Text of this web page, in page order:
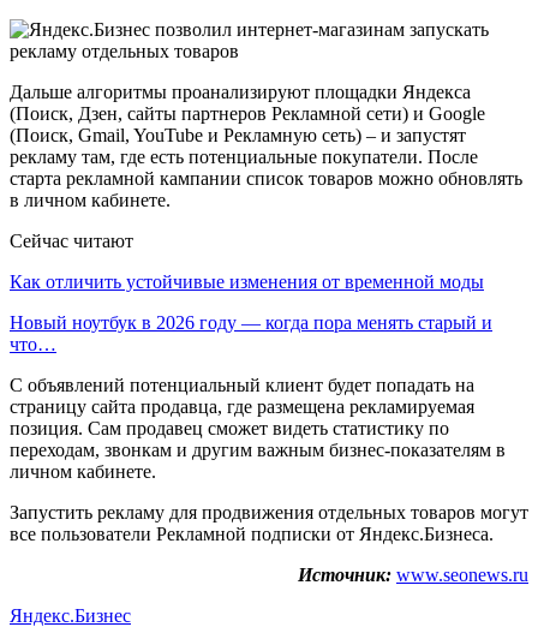
Дальше алгоритмы проанализируют площадки Яндекса
(Поиск, Дзен, сайты партнеров Рекламной сети) и Google
(Поиск, Gmail, YouTube и Рекламную сеть) – и запустят
рекламу там, где есть потенциальные покупатели. После
старта рекламной кампании список товаров можно обновлять
в личном кабинете.
Сейчас читают
Как отличить устойчивые изменения от временной моды
Новый ноутбук в 2026 году — когда пора менять старый и
что…
С объявлений потенциальный клиент будет попадать на
страницу сайта продавца, где размещена рекламируемая
позиция. Сам продавец сможет видеть статистику по
переходам, звонкам и другим важным бизнес-показателям в
личном кабинете.
Запустить рекламу для продвижения отдельных товаров могут
все пользователи Рекламной подписки от Яндекс.Бизнеса.
Источник: www.seonews.ru
Яндекс.Бизнес